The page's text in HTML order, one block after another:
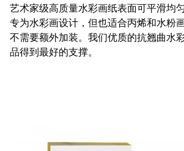
艺术家级高质量水彩画纸表面可平滑均
专为水彩画设计，但也适合丙烯和水粉画
不需要额外加装。我们优质的抗翘曲水
品得到最好的支撑。